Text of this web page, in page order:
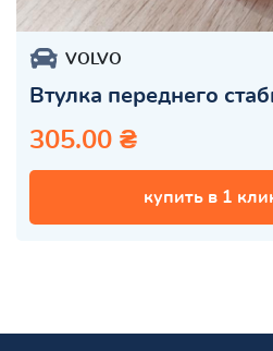
VOLVO
Втулка переднего
305.00 ₴
купить в 1